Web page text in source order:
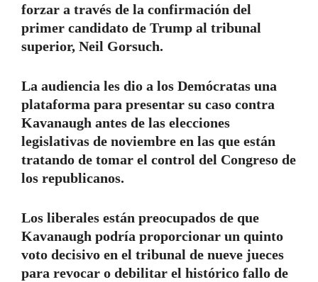
forzar a través de la confirmación del
primer candidato de Trump al tribunal
superior, Neil Gorsuch.
La audiencia les dio a los Demócratas una
plataforma para presentar su caso contra
Kavanaugh antes de las elecciones
legislativas de noviembre en las que están
tratando de tomar el control del Congreso de
los republicanos.
Los liberales están preocupados de que
Kavanaugh podría proporcionar un quinto
voto decisivo en el tribunal de nueve jueces
para revocar o debilitar el histórico fallo de